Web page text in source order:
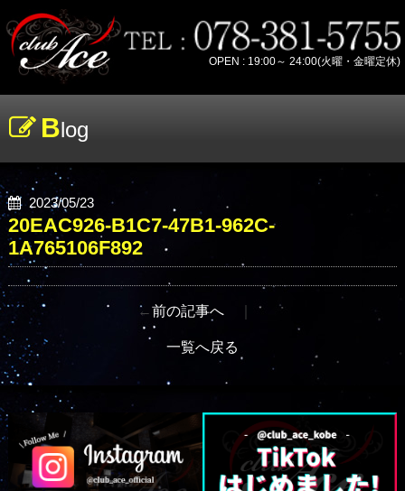
OPEN : 19:00～ 24:00(火曜・金曜定休)
Blog
2023/05/23
20EAC926-B1C7-47B1-962C-
1A765106F892
←前の記事へ ｜
一覧へ戻る